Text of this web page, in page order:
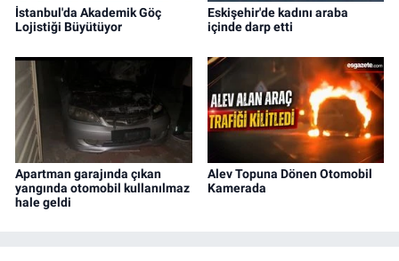
İstanbul'da Akademik Göç
Lojistiği Büyütüyor
Eskişehir'de kadını araba
içinde darp etti
Apartman garajında çıkan
yangında otomobil kullanılmaz
hale geldi
Alev Topuna Dönen Otomobil
Kamerada